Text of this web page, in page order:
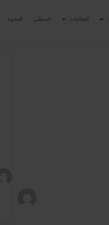
الفعاليات الممثلين المدونة